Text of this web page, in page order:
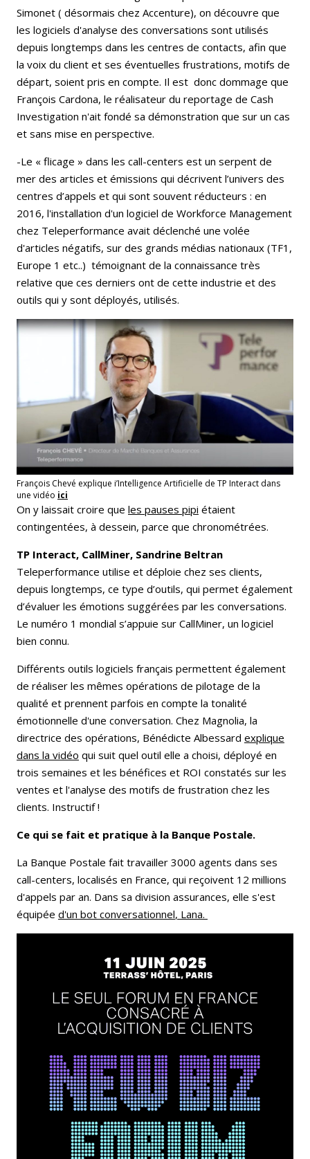
Simonet ( désormais chez Accenture), on découvre que
les logiciels d'analyse des conversations sont utilisés
depuis longtemps dans les centres de contacts, afin que
la voix du client et ses éventuelles frustrations, motifs de
départ, soient pris en compte. Il est donc dommage que
François Cardona, le réalisateur du reportage de Cash
Investigation n'ait fondé sa démonstration que sur un cas
et sans mise en perspective.
-Le « flicage » dans les call-centers est un serpent de
mer des articles et émissions qui décrivent l’univers des
centres d’appels et qui sont souvent réducteurs : en
2016, l'installation d'un logiciel de Workforce Management
chez Teleperformance avait déclenché une volée
d'articles négatifs, sur des grands médias nationaux (TF1,
Europe 1 etc..) témoignant de la connaissance très
relative que ces derniers ont de cette industrie et des
outils qui y sont déployés, utilisés.
François Chevé explique i’Intelligence Artificielle de TP Interact dans
une vidéo ici
On y laissait croire que les pauses pipi étaient
contingentées, à dessein, parce que chronométrées.
TP Interact, CallMiner, Sandrine Beltran
Teleperformance utilise et déploie chez ses clients,
depuis longtemps, ce type d’outils, qui permet également
d’évaluer les émotions suggérées par les conversations.
Le numéro 1 mondial s’appuie sur CallMiner, un logiciel
bien connu.
Différents outils logiciels français permettent également
de réaliser les mêmes opérations de pilotage de la
qualité et prennent parfois en compte la tonalité
émotionnelle d'une conversation. Chez Magnolia, la
directrice des opérations, Bénédicte Albessard explique
dans la vidéo qui suit quel outil elle a choisi, déployé en
trois semaines et les bénéfices et ROI constatés sur les
ventes et l'analyse des motifs de frustration chez les
clients. Instructif !
Ce qui se fait et pratique à la Banque Postale.
La Banque Postale fait travailler 3000 agents dans ses
call-centers, localisés en France, qui reçoivent 12 millions
d'appels par an. Dans sa division assurances, elle s'est
équipée d'un bot conversationnel, Lana.